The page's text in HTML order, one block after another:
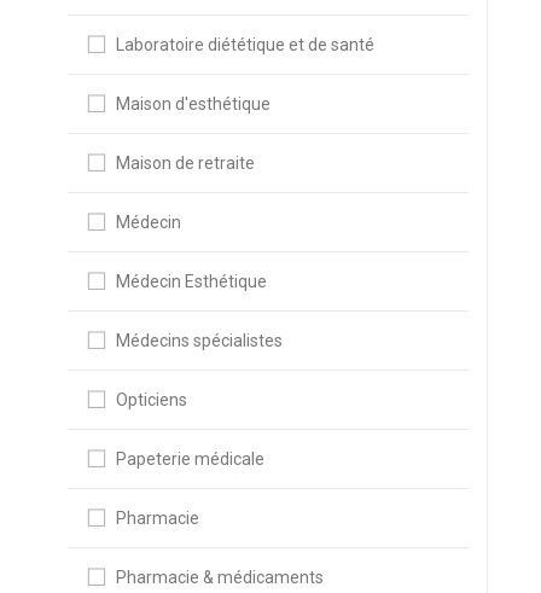
Laboratoire diététique et de santé
Maison d'esthétique
Maison de retraite
Médecin
Médecin Esthétique
Médecins spécialistes
Opticiens
Papeterie médicale
Pharmacie
Pharmacie & médicaments